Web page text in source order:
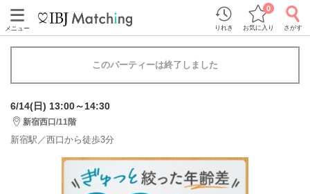
メニュー りれき お気に入り
0
さがす
このパーティーは終了しました
6/14(日) 13:00～14:30
新宿西口/11階
新宿駅／西口から徒歩3分